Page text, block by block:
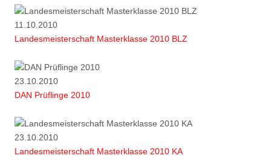
11.10.2010
Landesmeisterschaft Masterklasse 2010 BLZ
23.10.2010
DAN Prüflinge 2010
23.10.2010
Landesmeisterschaft Masterklasse 2010 KA